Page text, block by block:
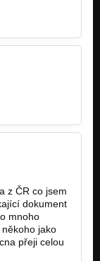
z ČR co jsem
dokument
mnoho
jako
přeji celou